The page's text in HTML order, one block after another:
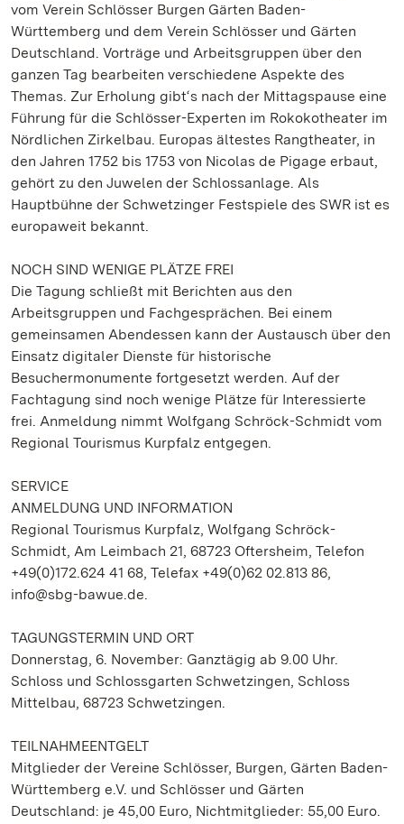
vom Verein Schlösser Burgen Gärten Baden-
Württemberg und dem Verein Schlösser und Gärten
Deutschland. Vorträge und Arbeitsgruppen über den
ganzen Tag bearbeiten verschiedene Aspekte des
Themas. Zur Erholung gibt‘s nach der Mittagspause eine
Führung für die Schlösser-Experten im Rokokotheater im
Nördlichen Zirkelbau. Europas ältestes Rangtheater, in
den Jahren 1752 bis 1753 von Nicolas de Pigage erbaut,
gehört zu den Juwelen der Schlossanlage. Als
Hauptbühne der Schwetzinger Festspiele des SWR ist es
europaweit bekannt.
NOCH SIND WENIGE PLÄTZE FREI
Die Tagung schließt mit Berichten aus den
Arbeitsgruppen und Fachgesprächen. Bei einem
gemeinsamen Abendessen kann der Austausch über den
Einsatz digitaler Dienste für historische
Besuchermonumente fortgesetzt werden. Auf der
Fachtagung sind noch wenige Plätze für Interessierte
frei. Anmeldung nimmt Wolfgang Schröck-Schmidt vom
Regional Tourismus Kurpfalz entgegen.
SERVICE
ANMELDUNG UND INFORMATION
Regional Tourismus Kurpfalz, Wolfgang Schröck-
Schmidt, Am Leimbach 21, 68723 Oftersheim, Telefon
+49(0)172.624 41 68, Telefax +49(0)62 02.813 86,
info@sbg-bawue.de.
TAGUNGSTERMIN UND ORT
Donnerstag, 6. November: Ganztägig ab 9.00 Uhr.
Schloss und Schlossgarten Schwetzingen, Schloss
Mittelbau, 68723 Schwetzingen.
TEILNAHMEENTGELT
Mitglieder der Vereine Schlösser, Burgen, Gärten Baden-
Württemberg e.V. und Schlösser und Gärten
Deutschland: je 45,00 Euro, Nichtmitglieder: 55,00 Euro.